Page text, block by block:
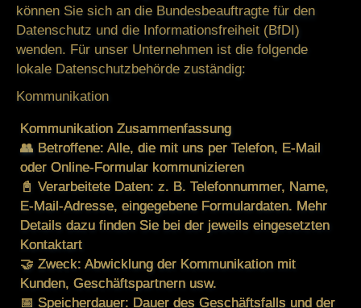
können Sie sich an die Bundesbeauftragte für den
Datenschutz und die Informationsfreiheit (BfDI)
wenden. Für unser Unternehmen ist die folgende
lokale Datenschutzbehörde zuständig:
Kommunikation
Kommunikation Zusammenfassung
👥 Betroffene: Alle, die mit uns per Telefon, E-Mail
oder Online-Formular kommunizieren
📓 Verarbeitete Daten: z. B. Telefonnummer, Name,
E-Mail-Adresse, eingegebene Formulardaten. Mehr
Details dazu finden Sie bei der jeweils eingesetzten
Kontaktart
🤝 Zweck: Abwicklung der Kommunikation mit
Kunden, Geschäftspartnern usw.
📅 Speicherdauer: Dauer des Geschäftsfalls und der